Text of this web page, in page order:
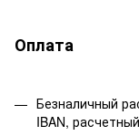
Оплата
Безналичный
IBAN,